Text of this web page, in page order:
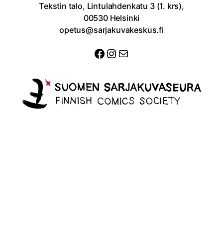
Tekstin talo, Lintulahdenkatu 3 (1. krs),
00530 Helsinki
opetus@sarjakuvakeskus.fi
Facebook
Instagram
Sähköposti